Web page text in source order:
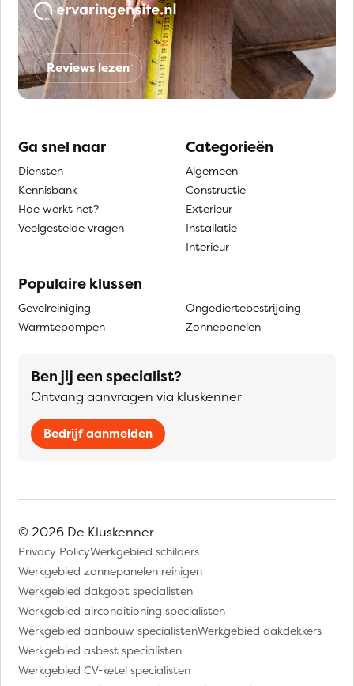
Reviews lezen
Ga snel naar
Diensten
Kennisbank
Hoe werkt het?
Veelgestelde vragen
Categorieën
Algemeen
Constructie
Exterieur
Installatie
Interieur
Populaire klussen
Gevelreiniging
Warmtepompen
Ongediertebestrijding
Zonnepanelen
Ben jij een specialist?
Ontvang aanvragen via kluskenner
Bedrijf aanmelden
© 2026 De Kluskenner
Privacy PolicyWerkgebied schilders
Werkgebied zonnepanelen reinigen
Werkgebied dakgoot specialisten
Werkgebied airconditioning specialisten
Werkgebied aanbouw specialistenWerkgebied dakdekkers
Werkgebied asbest specialisten
Werkgebied CV-ketel specialisten